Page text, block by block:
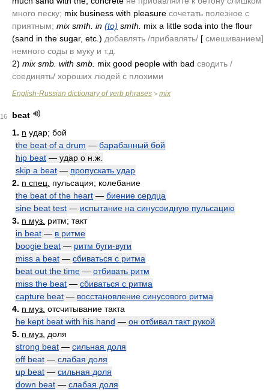
много песку; mix business with pleasure сочетать полезное с
приятным; mix smth. in (to) smth.
mix a little soda into the flour
(sand in the sugar, etc.) добавлять /прибавлять/ [ смешиванием]
немного соды в муку и т.д.
2) mix smb. with smb. mix good people with bad сводить /
соединять/ хороших людей с плохими
English-Russian dictionary of verb phrases > mix
16
beat
1. n удар; бой
the beat of a drum — барабанный бой
hip beat — удар о н.ж.
skip a beat — пропускать удар
2. n спец.
пульсация; колебание
the beat of the heart — биение сердца
sine beat test — испытание на синусоидную пульсацию
3. n муз. ритм; такт
in beat — в ритме
boogie beat — ритм буги-вуги
miss a beat — сбиваться с ритма
beat out the time — отбивать ритм
miss the beat — сбиваться с ритма
capture beat — восстановление синусового ритма
4. n муз. отсчитывание такта
he kept beat with his hand — он отбивал такт рукой
5. n муз. доля
strong beat — сильная доля
off beat — слабая доля
up beat — сильная доля
down beat — слабая доля